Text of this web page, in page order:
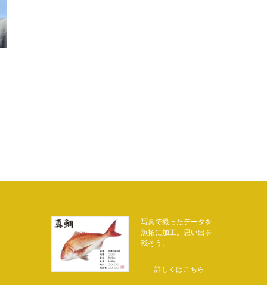
写真で撮ったデータを
魚拓に加工。思い出を
残そう。
詳しくはこちら